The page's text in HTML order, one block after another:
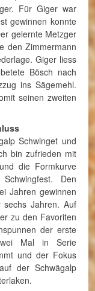
Für Giger war
gewinnen konnte
gelernte Metzger
den Zimmermann
Giger liess
Bösch nach
ins Sägemehl.
seinen zweiten
Schwinget und
bin zufrieden mit
die Formkurve
Den
Jahren gewinnen
Jahren. Auf
zu den Favoriten
der erste
Mal in Serie
und der Fokus
der Schwägalp